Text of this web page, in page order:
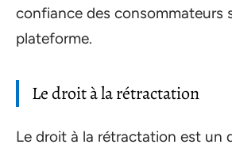
confiance des consommateurs
plateforme.
Le droit à la rétractation
Le droit à la rétractation est un